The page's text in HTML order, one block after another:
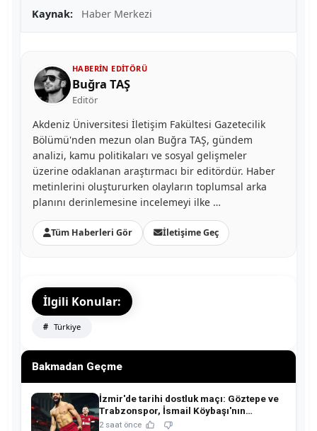
Kaynak: Haber Merkezi
HABERIN EDITÖRÜ
Buğra TAŞ
Editör
Akdeniz Üniversitesi İletişim Fakültesi Gazetecilik
Bölümü'nden mezun olan Buğra TAŞ, gündem
analizi, kamu politikaları ve sosyal gelişmeler
üzerine odaklanan araştırmacı bir editördür. Haber
metinlerini oluştururken olayların toplumsal arka
planını derinlemesine incelemeyi ilke …
Tüm Haberleri Gör İletişime Geç
İlgili Konular:
Türkiye
Bakmadan Geçme
İzmir'de tarihi dostluk maçı: Göztepe ve
Trabzonspor, İsmail Köybaşı'nın
jübilesinde buluşuyor!
2 saat önce